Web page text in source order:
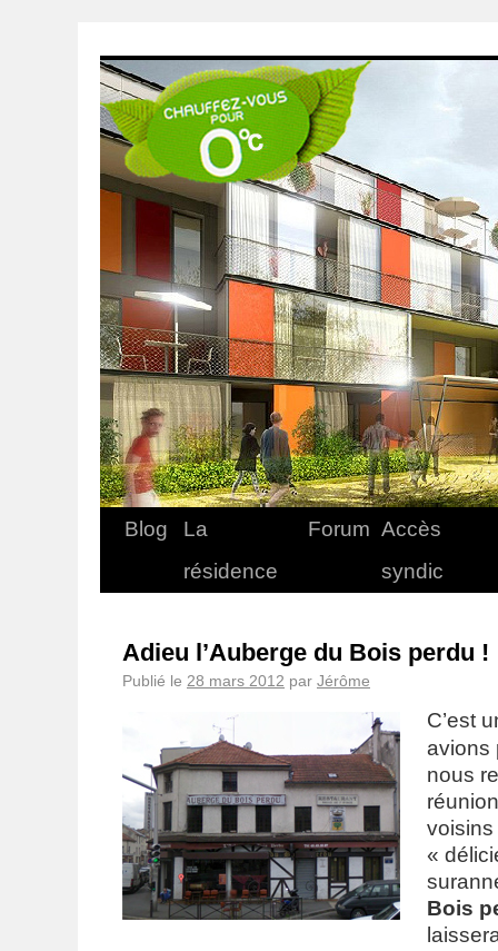
Blog
La
résidence
Forum Accès
syndic
Adieu l’Auberge du Bois perdu !
Publié le 28 mars 2012 par Jérôme
C’est
avions
nous
«
Bois